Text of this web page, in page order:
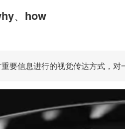
、how
要信息进行的视觉传达方式，